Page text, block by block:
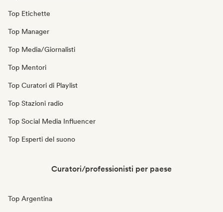
Top Etichette
Top Manager
Top Media/Giornalisti
Top Mentori
Top Curatori di Playlist
Top Stazioni radio
Top Social Media Influencer
Top Esperti del suono
Curatori/professionisti per paese
Top Argentina